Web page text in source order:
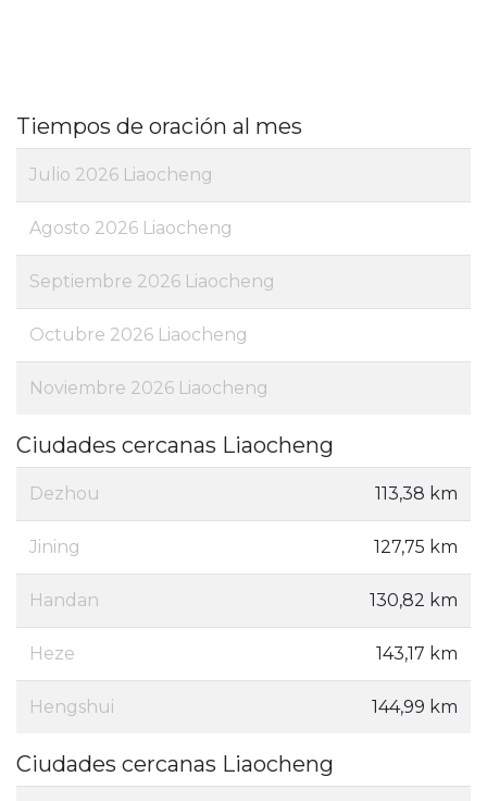
Tiempos de oración al mes
Julio 2026 Liaocheng
Agosto 2026 Liaocheng
Septiembre 2026 Liaocheng
Octubre 2026 Liaocheng
Noviembre 2026 Liaocheng
Ciudades cercanas Liaocheng
Dezhou 113,38 km
Jining 127,75 km
Handan 130,82 km
Heze 143,17 km
Hengshui 144,99 km
Ciudades cercanas Liaocheng